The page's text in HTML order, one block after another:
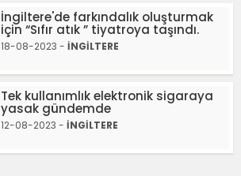
İngiltere'de farkındalık oluşturmak
için “Sıfır atık ” tiyatroya taşındı.
18-08-2023 - İNGİLTERE
Tek kullanımlık elektronik sigaraya
yasak gündemde
12-08-2023 - İNGİLTERE